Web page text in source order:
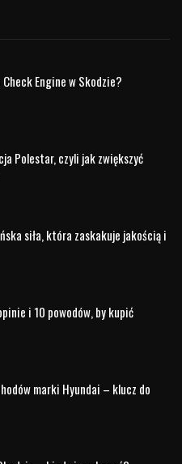
– szkolenie – Nord Auto
i umiejętności